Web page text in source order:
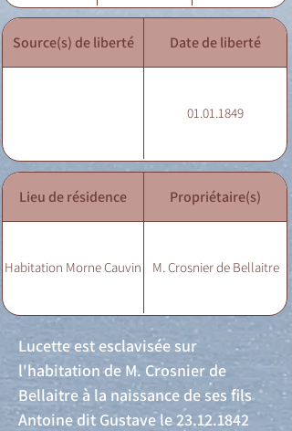
Source(s) de liberté Date de liberté
01.01.1849
Lieu de résidence Propriétaire(s)
Habitation Morne Cauvin M. Crosnier de Bellaitre
Lucette est esclavisée sur
l'habitation de M. Crosnier de
Bellaitre à la naissance de ses fils
Antoine dit Gustave le23.12.1842